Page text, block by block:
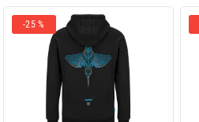
-25 %